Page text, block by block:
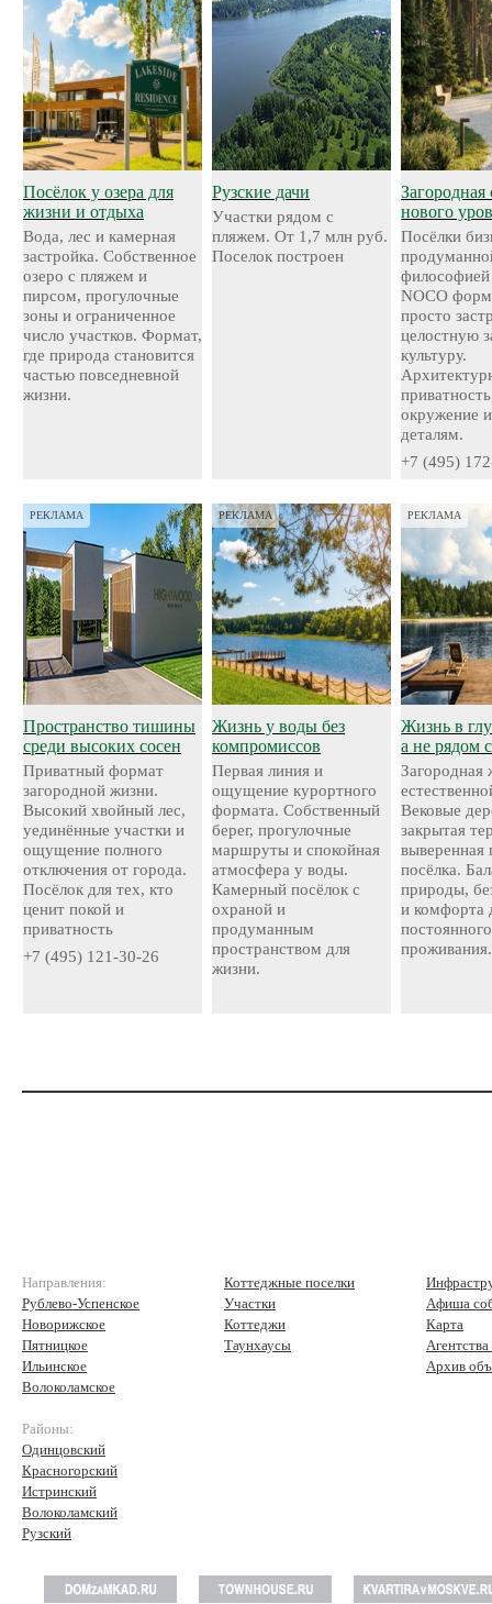
Посёлок у озера для
жизни и отдыха
Вода, лес и камерная
застройка. Собственное
озеро с пляжем и
пирсом, прогулочные
зоны и ограниченное
число участков. Формат,
где природа становится
частью повседневной
жизни.
Рузские дачи
Участки рядом с
пляжем. От 1,7 млн руб.
Поселок построен
Загородная
нового
Посёлки
NOCO
просто
целостную
культуру.
окружение
деталям.
+7 (495)
РЕКЛАМА
Пространство тишины
среди высоких сосен
Приватный формат
загородной жизни.
Высокий хвойный лес,
уединённые участки и
ощущение полного
отключения от города.
Посёлок для тех, кто
ценит покой и
приватность
+7 (495) 121-30-26
РЕКЛАМА
Жизнь у воды без
компромиссов
Первая линия и
ощущение курортного
формата. Собственный
берег, прогулочные
маршруты и спокойная
атмосфера у воды.
Камерный посёлок с
охраной и
продуманным
пространством для
жизни.
РЕКЛАМА
Жизнь в
а не рядом
Загородная
Вековые
закрытая
выверенная
посёлка.
природы,
и комфорта
постоянного
проживания.
Направления:
Рублево-Успенское
Новорижское
Пятницкое
Ильинское
Волоколамское
Районы:
Одинцовский
Красногорский
Истринский
Волоколамский
Рузский
Коттеджные поселки
Участки
Коттеджи
Таунхаусы
Афиша
Карта
Архив